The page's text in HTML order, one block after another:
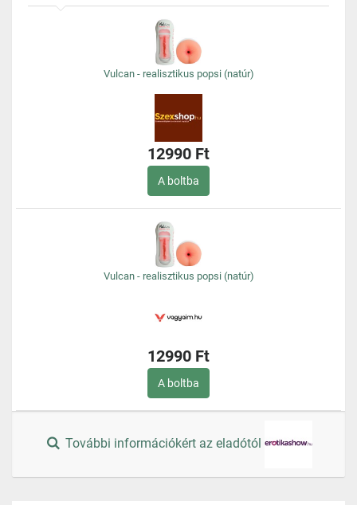
Vulcan - realisztikus popsi (natúr)
12990 Ft
A boltba
Vulcan - realisztikus popsi (natúr)
12990 Ft
A boltba
További információkért az eladótól